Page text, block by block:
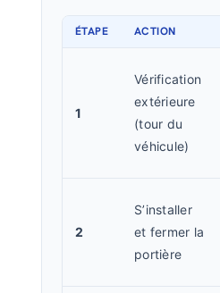
ÉTAPE ACTION
1
Vérification
extérieure
(tour du
véhicule)
2
S’installer
et fermer la
portière